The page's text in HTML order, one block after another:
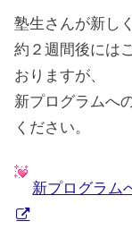
塾生さんが新し
約２週間後には
おりますが、
新プログラムへ
ください。
新プログラム